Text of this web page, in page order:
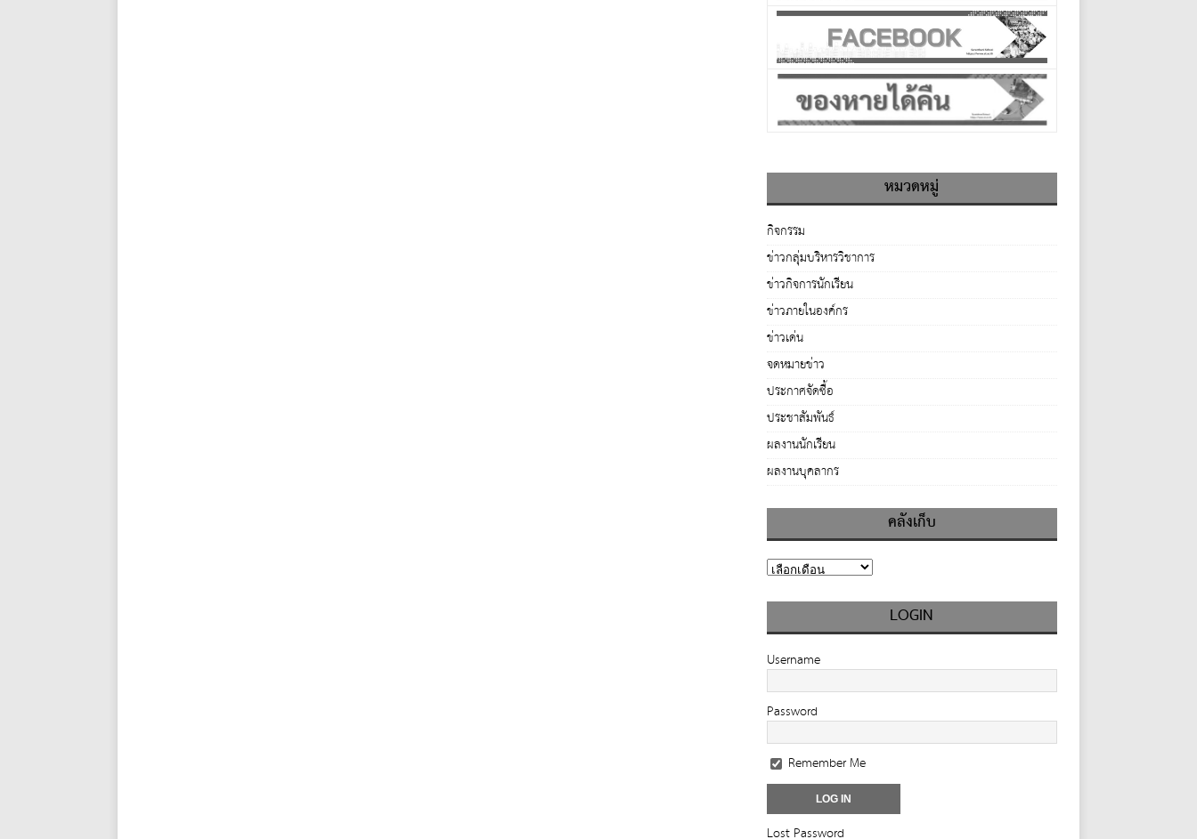
หมวดหมู่
กิจกรรม
ข่าวกลุ่มบริหารวิชาการ
ข่าวกิจการนักเรียน
ข่าวภายในองค์กร
ข่าวเด่น
จดหมายข่าว
ประกาศจัดซื้อ
ประชาสัมพันธ์
ผลงานนักเรียน
ผลงานบุคลากร
คลังเก็บ
LOGIN
Username
Password
Remember Me
Lost Password